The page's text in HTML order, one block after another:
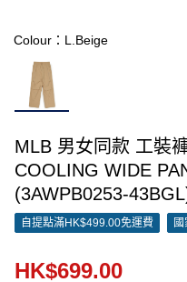
Colour：L.Beige
MLB 男女同款 工裝
COOLING WIDE
(3AWPB0253-
自提點滿HK$499.00免運費 國
HK$699.00